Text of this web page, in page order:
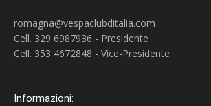
romagna@vespaclubditalia.com
Cell. 329 6987936 - Presidente
Cell. 353 4672848 - Vice-Presidente
Informazioni: